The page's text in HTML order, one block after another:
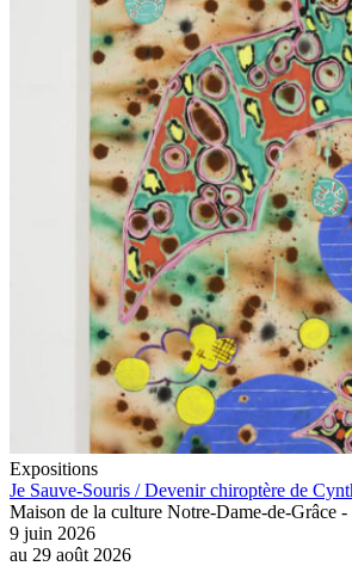
Expositions
Je Sauve-Souris / Devenir chiroptère de
Maison de la culture Notre-Dame-de-Grâce
9 juin 2026
au 29 août 2026